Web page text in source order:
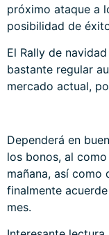
próximo ataque a
posibilidad de
El Rally de
bastante regular
mercado actual,
Dependerá en
los bonos, al
mañana, así como
finalmente
mes.